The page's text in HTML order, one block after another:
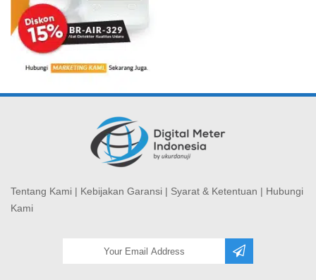
Tentang Kami | Kebijakan Garansi | Syarat & Ketentuan | Hubungi
Kami